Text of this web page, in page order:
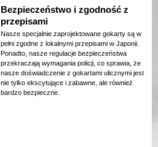
Bezpieczeństwo i zgodność z
przepisami
Nasze specjalnie zaprojektowane gokarty są w
pełni zgodne z lokalnymi przepisami w Japonii.
Ponadto, nasze regulacje bezpieczeństwa
przekraczają wymagania policji, co sprawia, że
nasze doświadczenie z gokartami ulicznymi jest
nie tylko ekscytujące i zabawne, ale również
bardzo bezpieczne.